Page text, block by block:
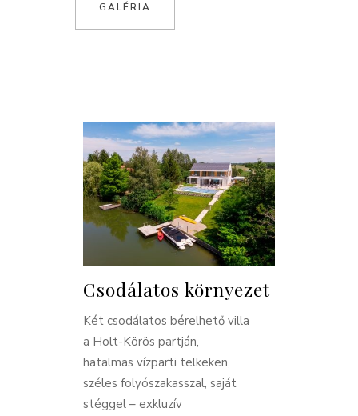
GALÉRIA
Csodálatos környezet
Két csodálatos bérelhető villa
a Holt-Körös partján,
hatalmas vízparti telkeken,
széles folyószakasszal, saját
stéggel – exkluzív